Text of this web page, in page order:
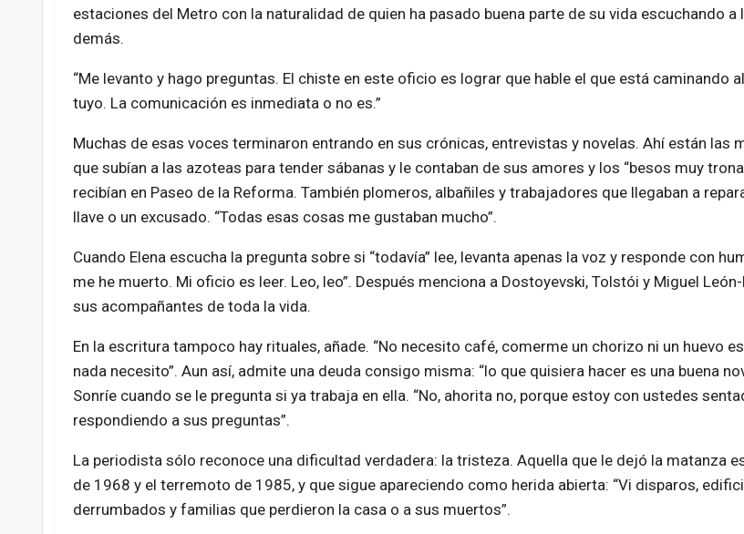
estaciones del Metro con la naturalidad de quien ha pasado buena parte de su vida escuchando a
demás.
“Me levanto y hago preguntas. El chiste en este oficio es lograr que hable el que está caminando
tuyo. La comunicación es inmediata o no es.”
Muchas de esas voces terminaron entrando en sus crónicas, entrevistas y novelas. Ahí están las
que subían a las azoteas para tender sábanas y le contaban de sus amores y los “besos muy
recibían en Paseo de la Reforma. También plomeros, albañiles y trabajadores que llegaban a
llave o un excusado. “Todas esas cosas me gustaban mucho”.
Cuando Elena escucha la pregunta sobre si “todavía” lee, levanta apenas la voz y responde con
me he muerto. Mi oficio es leer. Leo, leo”. Después menciona a Dostoyevski, Tolstói y Miguel
sus acompañantes de toda la vida.
En la escritura tampoco hay rituales, añade. “No necesito café, comerme un chorizo ni un huevo
nada necesito”. Aun así, admite una deuda consigo misma: “lo que quisiera hacer es una buena
Sonríe cuando se le pregunta si ya trabaja en ella. “No, ahorita no, porque estoy con ustedes
respondiendo a sus preguntas”.
La periodista sólo reconoce una dificultad verdadera: la tristeza. Aquella que le dejó la matanza
de 1968 y el terremoto de 1985, y que sigue apareciendo como herida abierta: “Vi disparos,
derrumbados y familias que perdieron la casa o a sus muertos”.